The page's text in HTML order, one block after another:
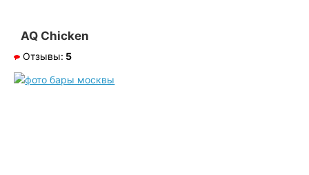
AQ Chicken
Отзывы: 5